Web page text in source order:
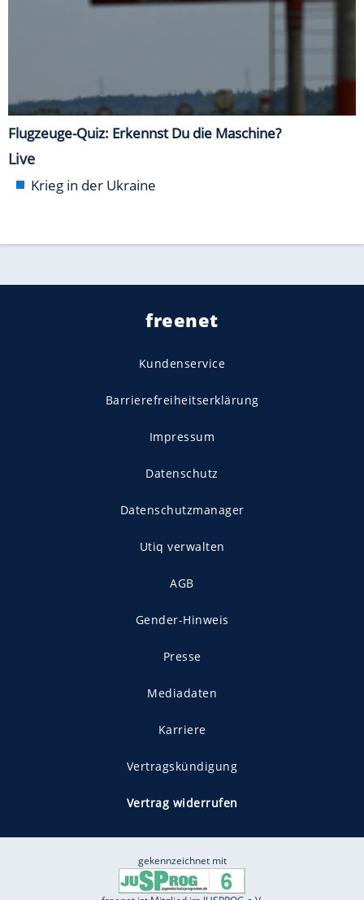
Flugzeuge-Quiz: Erkennst Du die Maschine?
Live
Krieg in der Ukraine
freenet
Kundenservice
Barrierefreiheitserklärung
Impressum
Datenschutz
Datenschutzmanager
Utiq verwalten
AGB
Gender-Hinweis
Presse
Mediadaten
Karriere
Vertragskündigung
Vertrag widerrufen
gekennzeichnet mit